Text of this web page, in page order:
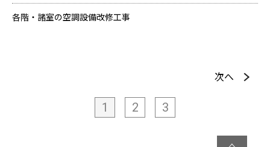
各階・諸室の空調設備改修工事
1 2 3
次へ